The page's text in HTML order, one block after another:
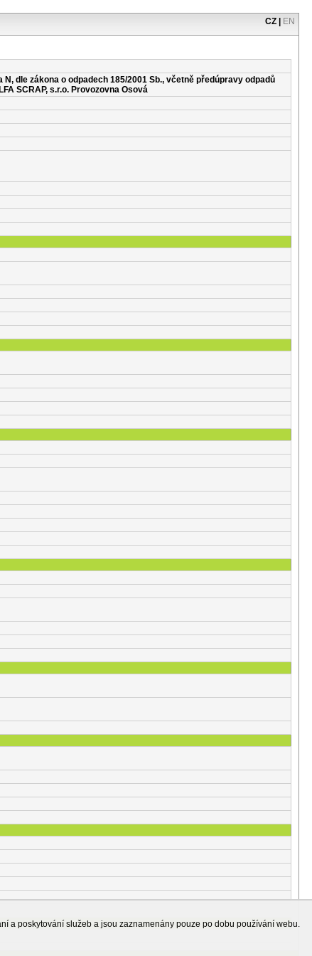
CZ EN
dle zákona o odpadech 185/2001 Sb., včetně předúpravy odpadů
SCRAP, s.r.o. Provozovna Osová
a poskytování služeb a jsou zaznamenány pouze po dobu používání webu.